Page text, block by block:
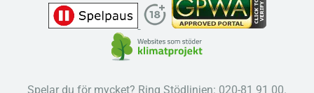
Spelar du för mycket? Ring Stödlinjen: 020-81 91 00.